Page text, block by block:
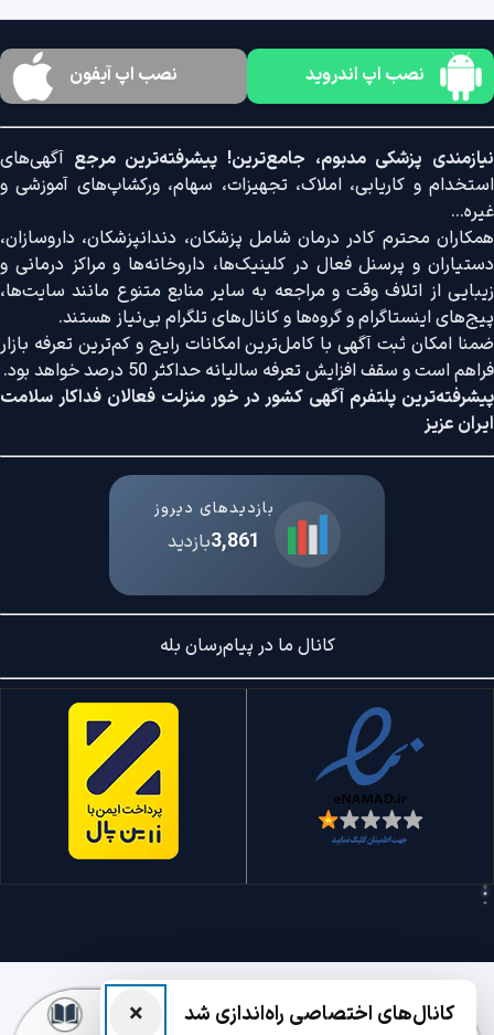
نصب اپ اندروید نصب اپ آیفون
نیازمندی پزشکی مدبوم، جامع‌ترین! پیشرفته‌ترین مرجع آگهی‌های
استخدام و کاریابی، املاک، تجهیزات، سهام، ورکشاپ‌های آموزشی و
غیره...
همکاران محترم کادر درمان شامل پزشکان، دندانپزشکان، داروسازان،
دستیاران و پرسنل فعال در کلینیک‌ها، داروخانه‌ها و مراکز درمانی و
زیبایی از اتلاف وقت و مراجعه به سایر منابع متنوع مانند سایت‌ها،
پیج‌های اینستاگرام و گروه‌ها و کانال‌های تلگرام بی‌نیاز هستند.
ضمنا امکان ثبت آگهی با کامل‌ترین امکانات رایج و کم‌ترین تعرفه بازار
فراهم است و سقف افزایش تعرفه سالیانه حداکثر 50 درصد خواهد بود.
پیشرفته‌ترین پلتفرم آگهی کشور در خور منزلت فعالان فداکار سلامت
ایران عزیز
بازدیدهای دیروز
3,861بازدید
کانال ما در پیام‌رسان بله
× کانال‌های اختصاصی راه‌اندازی شد